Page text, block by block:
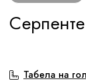
Табела на